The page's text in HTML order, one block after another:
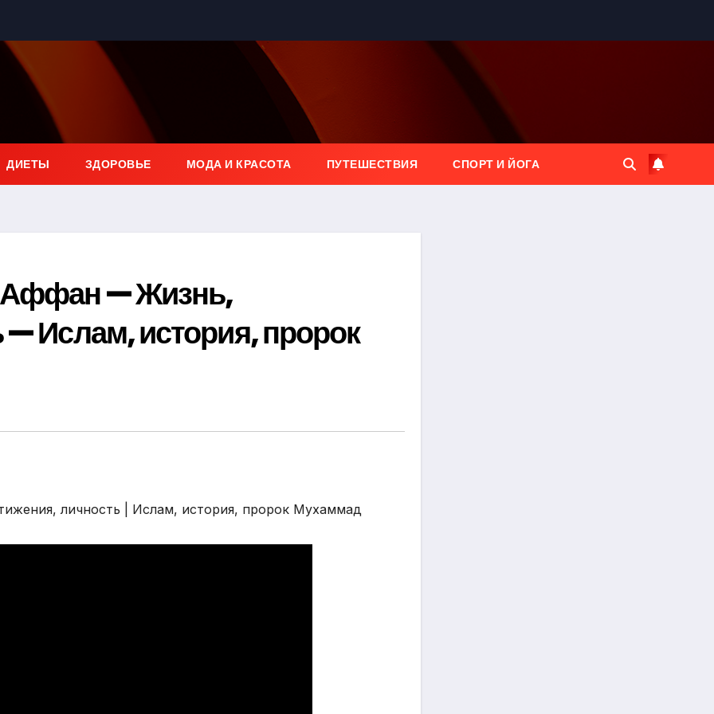
ДИЕТЫ ЗДОРОВЬЕ МОДА И КРАСОТА ПУТЕШЕСТВИЯ СПОРТ И ЙОГА
Аффан — Жизнь,
Ислам, история, пророк